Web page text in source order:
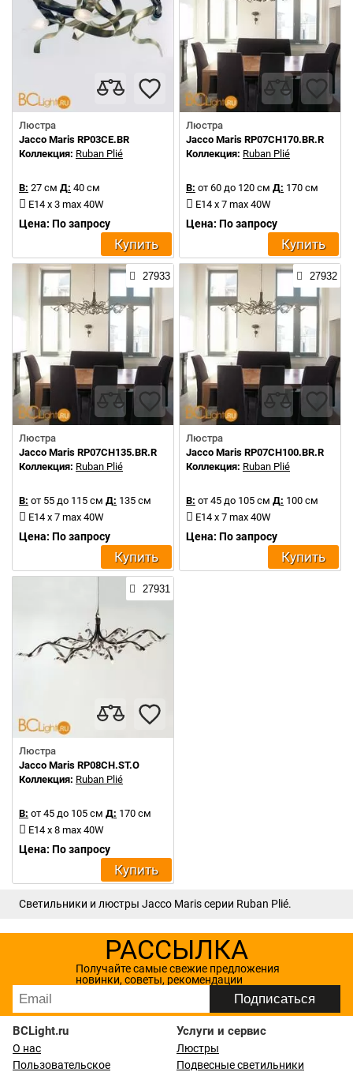
Люстра
Jacco Maris RP03CE.BR
Коллекция: Ruban Plié
В: 27 см Д: 40 см
E14 x 3 max 40W
Цена: По запросу
Купить
Люстра
Jacco Maris RP07CH170.BR.R
Коллекция: Ruban Plié
В: от 60 до 120 см Д: 170 см
E14 x 7 max 40W
Цена: По запросу
Купить
27933
Люстра
Jacco Maris RP07CH135.BR.R
Коллекция: Ruban Plié
В: от 55 до 115 см Д: 135 см
E14 x 7 max 40W
Цена: По запросу
Купить
27932
Люстра
Jacco Maris RP07CH100.BR.R
Коллекция: Ruban Plié
В: от 45 до 105 см Д: 100 см
E14 x 7 max 40W
Цена: По запросу
Купить
27931
Люстра
Jacco Maris RP08CH.ST.O
Коллекция: Ruban Plié
В: от 45 до 105 см Д: 170 см
E14 x 8 max 40W
Цена: По запросу
Купить
Светильники и люстры Jacco Maris серии Ruban Plié.
РАССЫЛКА
Получайте самые свежие предложения
новинки, советы, рекомендации
BCLight.ru
О нас
Пользовательское
Услуги и сервис
Люстры
Подвесные светильники